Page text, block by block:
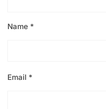
Name *
Email *